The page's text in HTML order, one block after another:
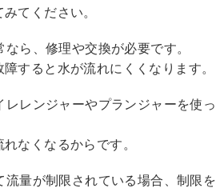
てください。
ら、修理や交換が必要です。
すると水が流れにくくなります。
レンジャーやプランジャーを使っ
なくなるからです。
量が制限されている場合、制限を